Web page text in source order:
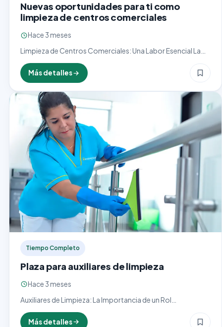
Nuevas oportunidades para ti como
limpieza de centros comerciales
Hace 3 meses
Limpieza de Centros Comerciales: Una Labor Esencial La
limpieza de centros comerciales es un oficio clave que
asegura un entorno higiénico, seguro y agradable para
miles…
Más detalles
Tiempo Completo
Plaza para auxiliares de limpieza
Hace 3 meses
Auxiliares de Limpieza: La Importancia de un Rol
Fundamental en Espacios Saludables y Ordenados ¿Qué es
un Auxiliar de Limpieza y por qué es Importante? Los…
Más detalles